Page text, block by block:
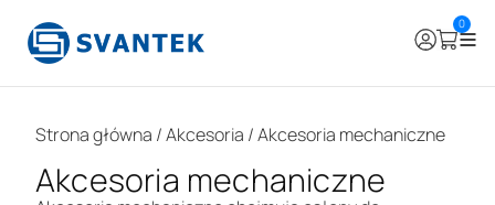
0
Strona główna /Akcesoria / Akcesoria mechaniczne
Akcesoria mechaniczne